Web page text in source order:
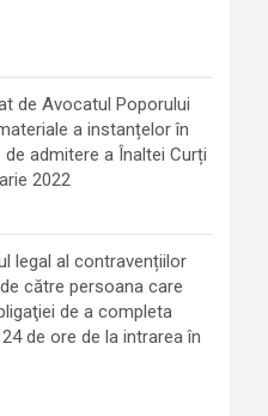
de Avocatul Poporului
a instanțelor în
admitere a Înaltei Curți
2022
legal al contravențiilor
către persoana care
de a completa
de ore de la intrarea în